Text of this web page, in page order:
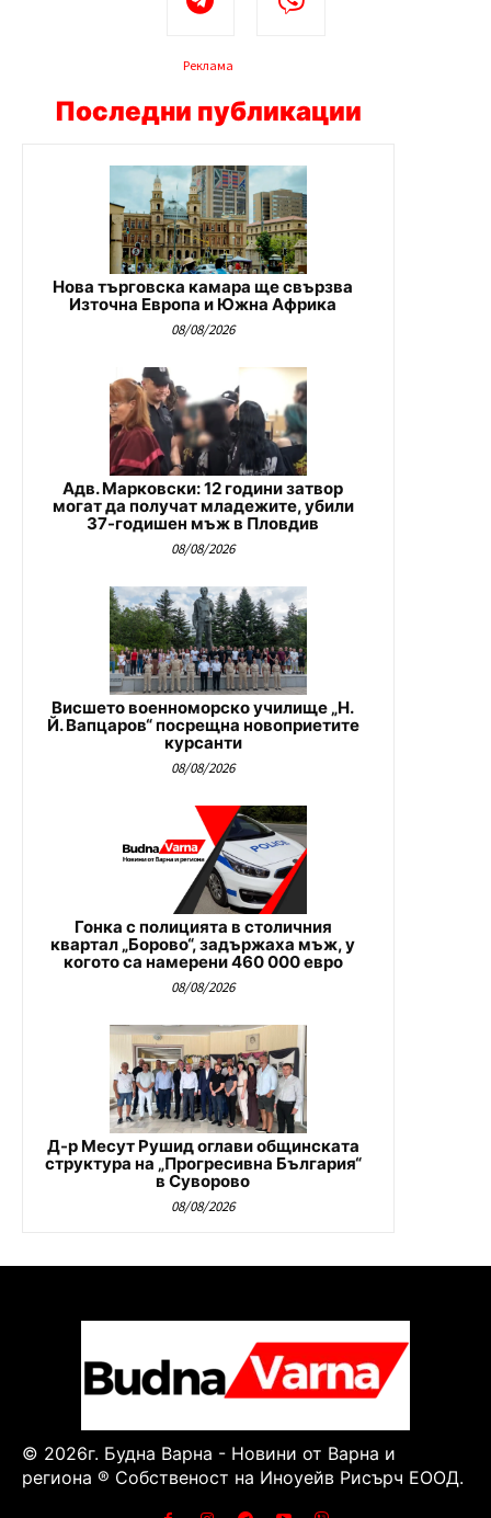
Реклама
Последни публикации
Нова търговска камара ще свързва
Източна Европа и Южна Африка
08/08/2026
Адв. Марковски: 12 години затвор
могат да получат младежите, убили
37-годишен мъж в Пловдив
08/08/2026
Висшето военноморско училище „Н.
Й. Вапцаров“ посрещна новоприетите
курсанти
08/08/2026
Гонка с полицията в столичния
квартал „Борово“, задържаха мъж, у
когото са намерени 460 000 евро
08/08/2026
Д-р Месут Рушид оглави общинската
структура на „Прогресивна България“
в Суворово
08/08/2026
© 2026г. Будна Варна - Новини от Варна и
региона ® Собственост на Иноуейв Рисърч ЕООД.